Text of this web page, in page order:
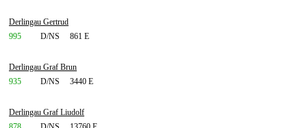
Derlingau Gertrud
995
D/NS 861 E
Derlingau Graf Brun
935
D/NS 3440 E
Derlingau Graf Liudolf